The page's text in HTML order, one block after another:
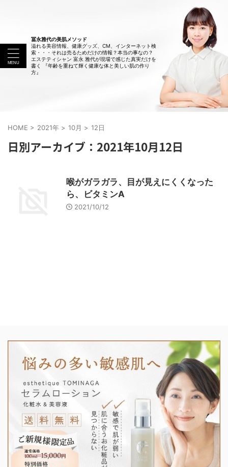
冨永雅代の美肌メソッド
溢れる美容情報、健康グッズ、CM、インターネット検
索・・・それは売るためだけの情報？本当の事なの？
エステティシャン 富永 雅代が現場で感じた真実だけを
書く 『年齢を重ねて輝く健康な体と美しい肌の作り
方』
HOME > 2021年 > 10月 > 12日
日別アーカイブ：2021年10月12日
喉がガラガラ、目が見えにくくなった
ら、ビタミンA
2021/10/12